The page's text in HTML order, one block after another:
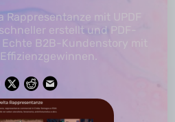
Rappresentanze mit UPDF
erstellt und PDF-
B2B-Kundenstory mit